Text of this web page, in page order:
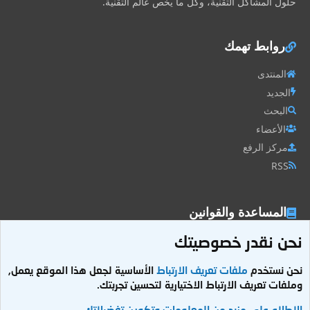
روابط تهمك
المنتدى
الجديد
البحث
الأعضاء
مركز الرفع
RSS
المساعدة والقوانين
الشروط والقوانين
مساعدة
رابط نصي
نحن نقدر خصوصيتك
نحن نستخدم ملفات تعريف الارتباطالأساسية لجعل هذا الموقع يعمل,
وملفات تعريف الارتباط الاختيارية لتحسين تجربتك.